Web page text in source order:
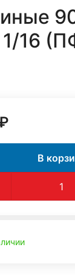
1/16
В